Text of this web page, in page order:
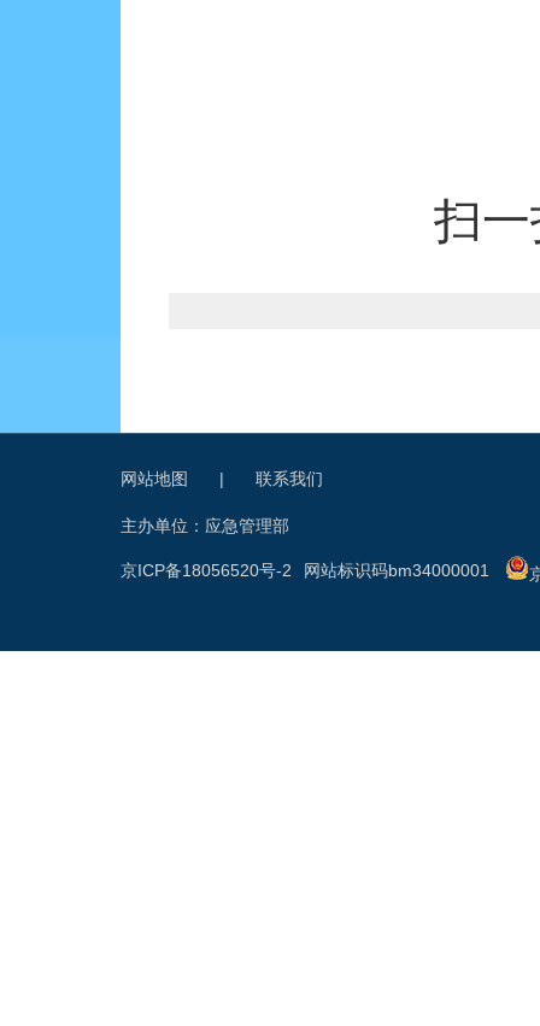
扫
网站地图 | 联系我们
主办单位：应急管理部
网站标识码bm34000001
京ICP备18056520号-2